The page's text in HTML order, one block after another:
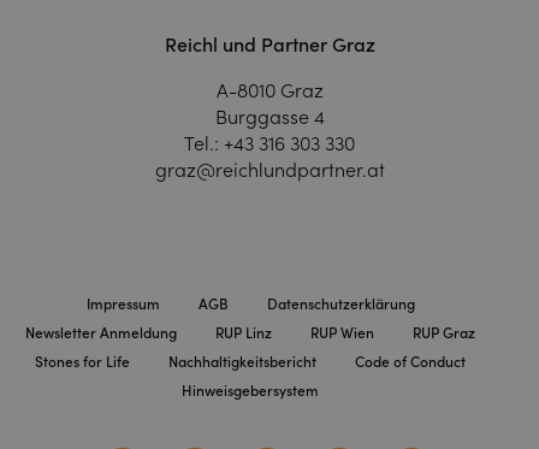
Reichl und Partner Graz
A-8010 Graz
Burggasse 4
Tel.: +43 316 303 330
graz@reichlundpartner.at
Impressum AGB
Datenschutzerklärung
Newsletter Anmeldung
RUP Linz RUP Wien
RUP Graz
Stones for Life
Nachhaltigkeitsbericht
Code of Conduct
Hinweisgebersystem